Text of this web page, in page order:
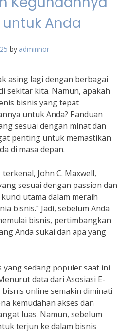
Anda
by adminnor
asing lagi dengan berbagai
sekitar kita. Namun, apakah
bisnis yang tepat
untuk Anda? Panduan
sesuai dengan minat dan
penting untuk memastikan
di masa depan.
John C. Maxwell,
sesuai dengan passion dan
utama dalam meraih
bisnis.” Jadi, sebelum Anda
bisnis, pertimbangkan
Anda sukai dan apa yang
yang sedang populer saat ini
data dari Asosiasi E-
bisnis online semakin diminati
kemudahan akses dan
luas. Namun, sebelum
terjun ke dalam bisnis